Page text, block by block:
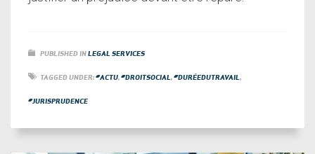
PUBLISHED INLEGAL SERVICES
TAGGED UNDER:#ACTU,#DROITSOCIAL,#DURÉEDUTRAVAIL,
#JURISPRUDENCE